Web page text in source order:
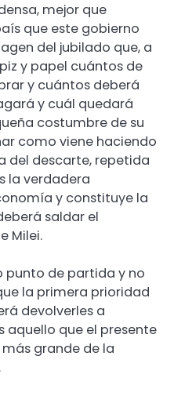
mejor que
que este gobierno
del jubilado que, a
y papel cuántos de
y cuántos deberá
y cuál quedará
costumbre de su
como viene haciendo
del descarte, repetida
la verdadera
y constituye la
saldar el
Milei.
punto de partida y no
la primera prioridad
devolverles a
aquello que el presente
grande de la